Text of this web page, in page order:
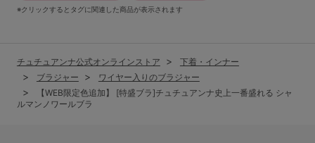
※クリックするとタグに関連した商品が表示されます
チュチュアンナ公式オンラインストア
下着・インナー
ブラジャー
ワイヤー入りのブラジャー
【WEB限定色追加】 [特盛ブラ]チュチュアンナ史上一番盛れる シャ
ルマンノワールブラ